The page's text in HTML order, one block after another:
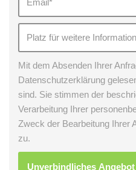
Mit dem Absenden Ihrer
Datenschutzerklärung
sind. Sie stimmen der
Verarbeitung Ihrer
Zweck der Bearbeitung Ihrer
zu.